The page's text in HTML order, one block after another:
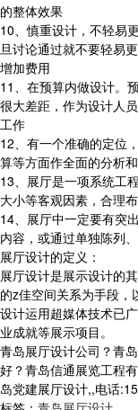
的整体效果
10、慎重设计，不轻易
旦讨论通过就不要轻易
增加费用
11、在预算内做设计。
很大差距，作为设计人
工作
12、有一个准确的定位
算等方面作全面的分析
13、展厅是一项系统工
大小等客观因素，合理
14、展厅中一定要有突
内容，或通过单独陈列
展厅设计的定义：
展厅设计是展示设计的
的z佳空间关系为手段
设计运用超媒体技术已
业成就等展示项目。
青岛展厅设计公司？青
好？青岛信通展览工程
岛党建展厅设计,,电话